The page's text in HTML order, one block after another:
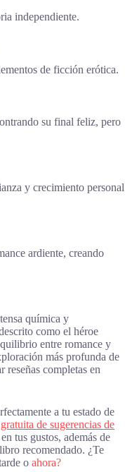
independiente.
de ficción erótica.
su final feliz, pero
y crecimiento personal
ardiente, creando
química y
como el héroe
entre romance y
más profunda de
reseñas completas en
a tu estado de
de sugerencias de
tus gustos, además de
recomendado. ¿Te
o ahora?